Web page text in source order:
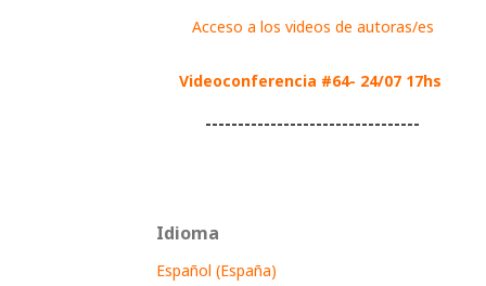
Acceso a los videos de autoras/es
Videoconferencia #64- 24/07 17hs
---------------------------------
Idioma
Español (España)